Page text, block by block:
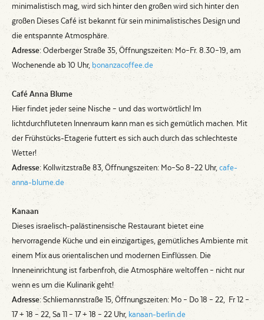
minimalistisch mag, wird sich hinter den großen wird sich hinter den
großen Dieses Café ist bekannt für sein minimalistisches Design und
die entspannte Atmosphäre.
Adresse: Oderberger Straße 35, Öffnungszeiten: Mo–Fr. 8.30–19, am
Wochenende ab 10 Uhr, bonanzacoffee.de
Café Anna Blume
Hier findet jeder seine Nische – und das wortwörtlich! Im
lichtdurchfluteten Innenraum kann man es sich gemütlich machen. Mit
der Frühstücks-Etagerie futtert es sich auch durch das schlechteste
Wetter!
Adresse: Kollwitzstraße 83, Öffnungszeiten: Mo–So 8–22 Uhr,cafe-
anna-blume.de
Kanaan
Dieses israelisch-palästinensische Restaurant bietet eine
hervorragende Küche und ein einzigartiges, gemütliches Ambiente mit
einem Mix aus orientalischen und modernen Einflüssen. Die
Inneneinrichtung ist farbenfroh, die Atmosphäre weltoffen – nicht nur
wenn es um die Kulinarik geht!
Adresse: Schliemannstraße 15, Öffnungszeiten: Mo – Do 18 – 22, Fr 12 –
17 + 18 – 22, Sa 11 – 17 + 18 – 22 Uhr, kanaan-berlin.de